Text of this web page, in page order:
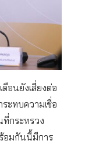
อนยังเสี่ยงต่อ
ะทบความเชื่อ
ที่กระทรวง
อมกันนี้มีการ